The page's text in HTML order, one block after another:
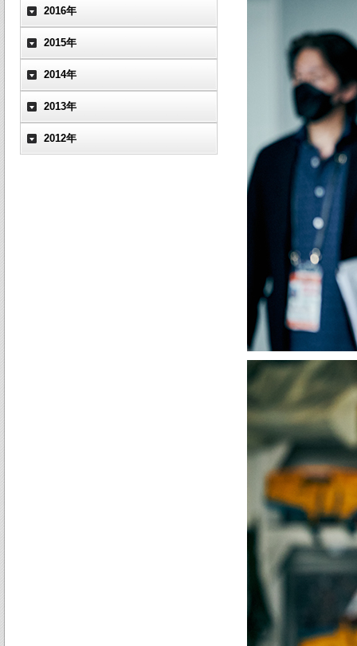
2016年
2015年
2014年
2013年
2012年